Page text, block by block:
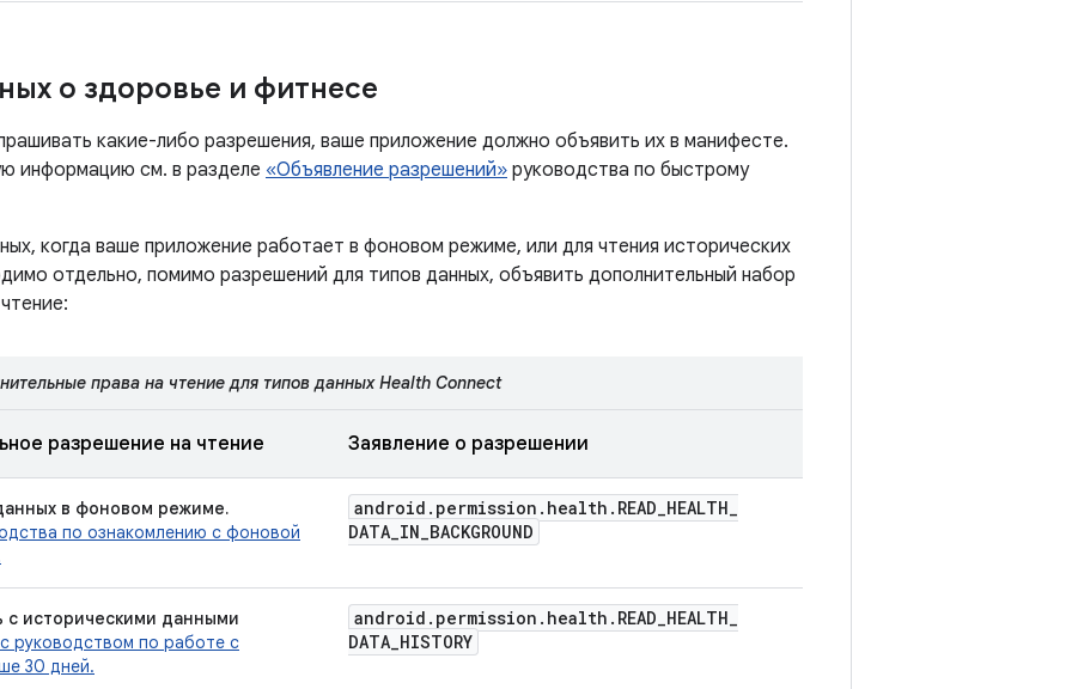
о здоровье и фитнесе
какие-либо разрешения, ваше приложение должно объявить их в манифесте.
информацию см. в разделе «Объявление разрешений» руководства по быстрому
когда ваше приложение работает в фоновом режиме, или для чтения исторических
отдельно, помимо разрешений для типов данных, объявить дополнительный набор
права на чтение для типов данных Health Connect
разрешение на чтение Заявление о разрешении
в фоновом режиме.
по ознакомлению с фоновой
android . permission . health . READ_HEALTH_
DATA_IN_BACKGROUND
с историческими данными
руководством по работе с
30 дней.
android . permission . health . READ_HEALTH_
DATA_HISTORY